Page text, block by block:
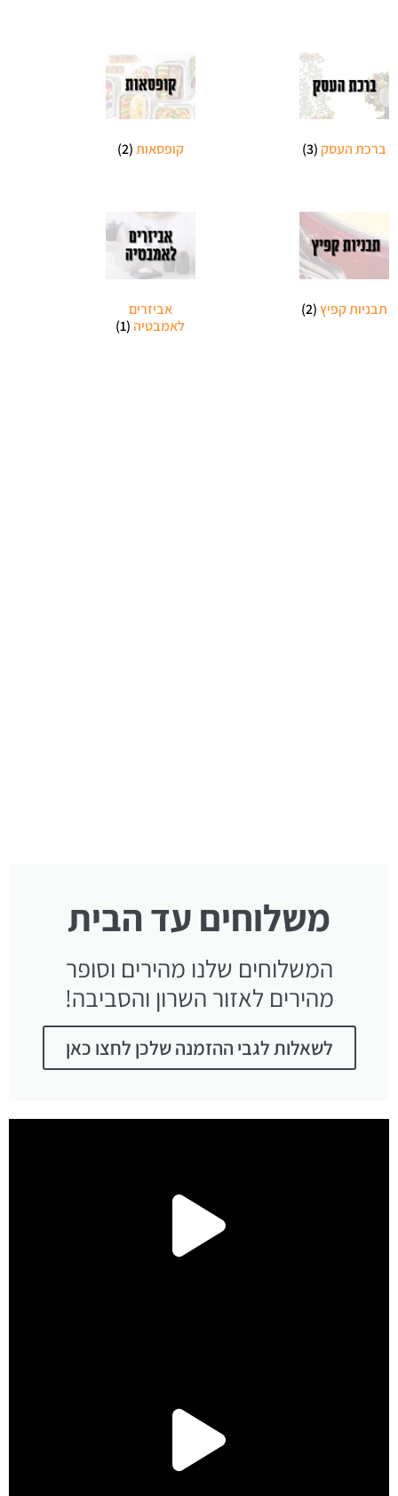
ברכת העסק(3) קופסאות(2)
תבניות קפיץ(2)
אביזרים
לאמבטיה(1)
משלוחים עד הבית
המשלוחים שלנו מהירים וסופר
מהירים לאזור השרון והסביבה!
לשאלות לגבי ההזמנה שלכן לחצו כאן